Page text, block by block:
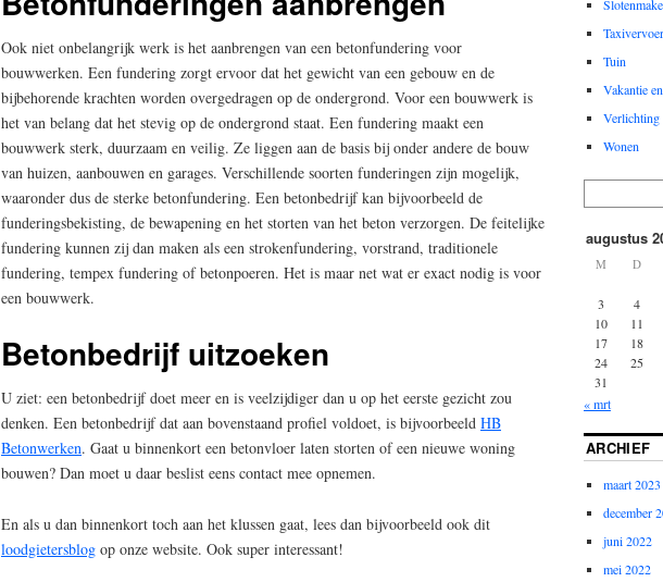
Ook niet onbelangrijk werk is het aanbrengen van een betonfundering voor
bouwwerken. Een fundering zorgt ervoor dat het gewicht van een gebouw en de
bijbehorende krachten worden overgedragen op de ondergrond. Voor een bouwwerk is
het van belang dat het stevig op de ondergrond staat. Een fundering maakt een
bouwwerk sterk, duurzaam en veilig. Ze liggen aan de basis bij onder andere de bouw
van huizen, aanbouwen en garages. Verschillende soorten funderingen zijn mogelijk,
waaronder dus de sterke betonfundering. Een betonbedrijf kan bijvoorbeeld de
funderingsbekisting, de bewapening en het storten van het beton verzorgen. De feitelijke
fundering kunnen zij dan maken als een strokenfundering, vorstrand, traditionele
fundering, tempex fundering of betonpoeren. Het is maar net wat er exact nodig is voor
een bouwwerk.
Betonbedrijf uitzoeken
U ziet: een betonbedrijf doet meer en is veelzijdiger dan u op het eerste gezicht zou
denken. Een betonbedrijf dat aan bovenstaand profiel voldoet, is bijvoorbeeld HB
Betonwerken. Gaat u binnenkort een betonvloer laten storten of een nieuwe woning
bouwen? Dan moet u daar beslist eens contact mee opnemen.
En als u dan binnenkort toch aan het klussen gaat, lees dan bijvoorbeeld ook dit
loodgietersblog op onze website. Ook super interessant!
Taxivervoer
Tuin
Vakantie
Verlichting
Wonen
augustus
M D
« mrt
3
4
10
11
17
18
24
25
31
ARCHIEF
maart 2023
december
juni 2022
mei 2022